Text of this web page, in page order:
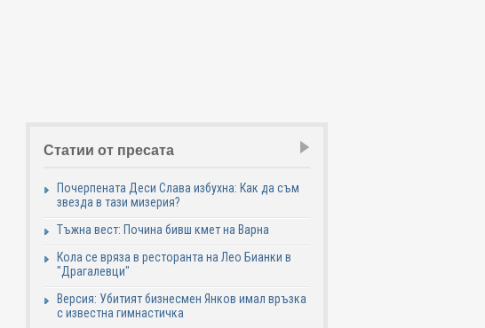
Статии от пресата
Почерпената Деси Слава избухна: Как да съм
звезда в тази мизерия?
Тъжна вест: Почина бивш кмет на Варна
Кола се вряза в ресторанта на Лео Бианки в
"Драгалевци"
Версия: Убитият бизнесмен Янков имал връзка
с известна гимнастичка